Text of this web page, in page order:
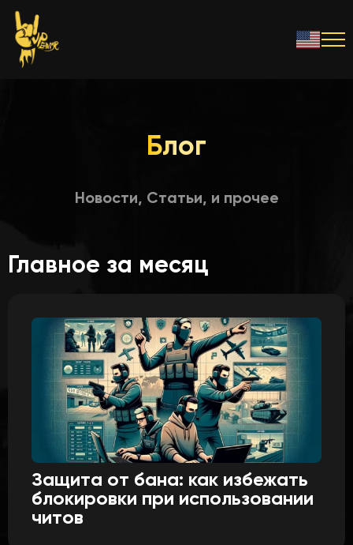
Блог
Новости, Статьи, и прочее
Главное за месяц
Защита от бана: как избежать
блокировки при использовании
читов